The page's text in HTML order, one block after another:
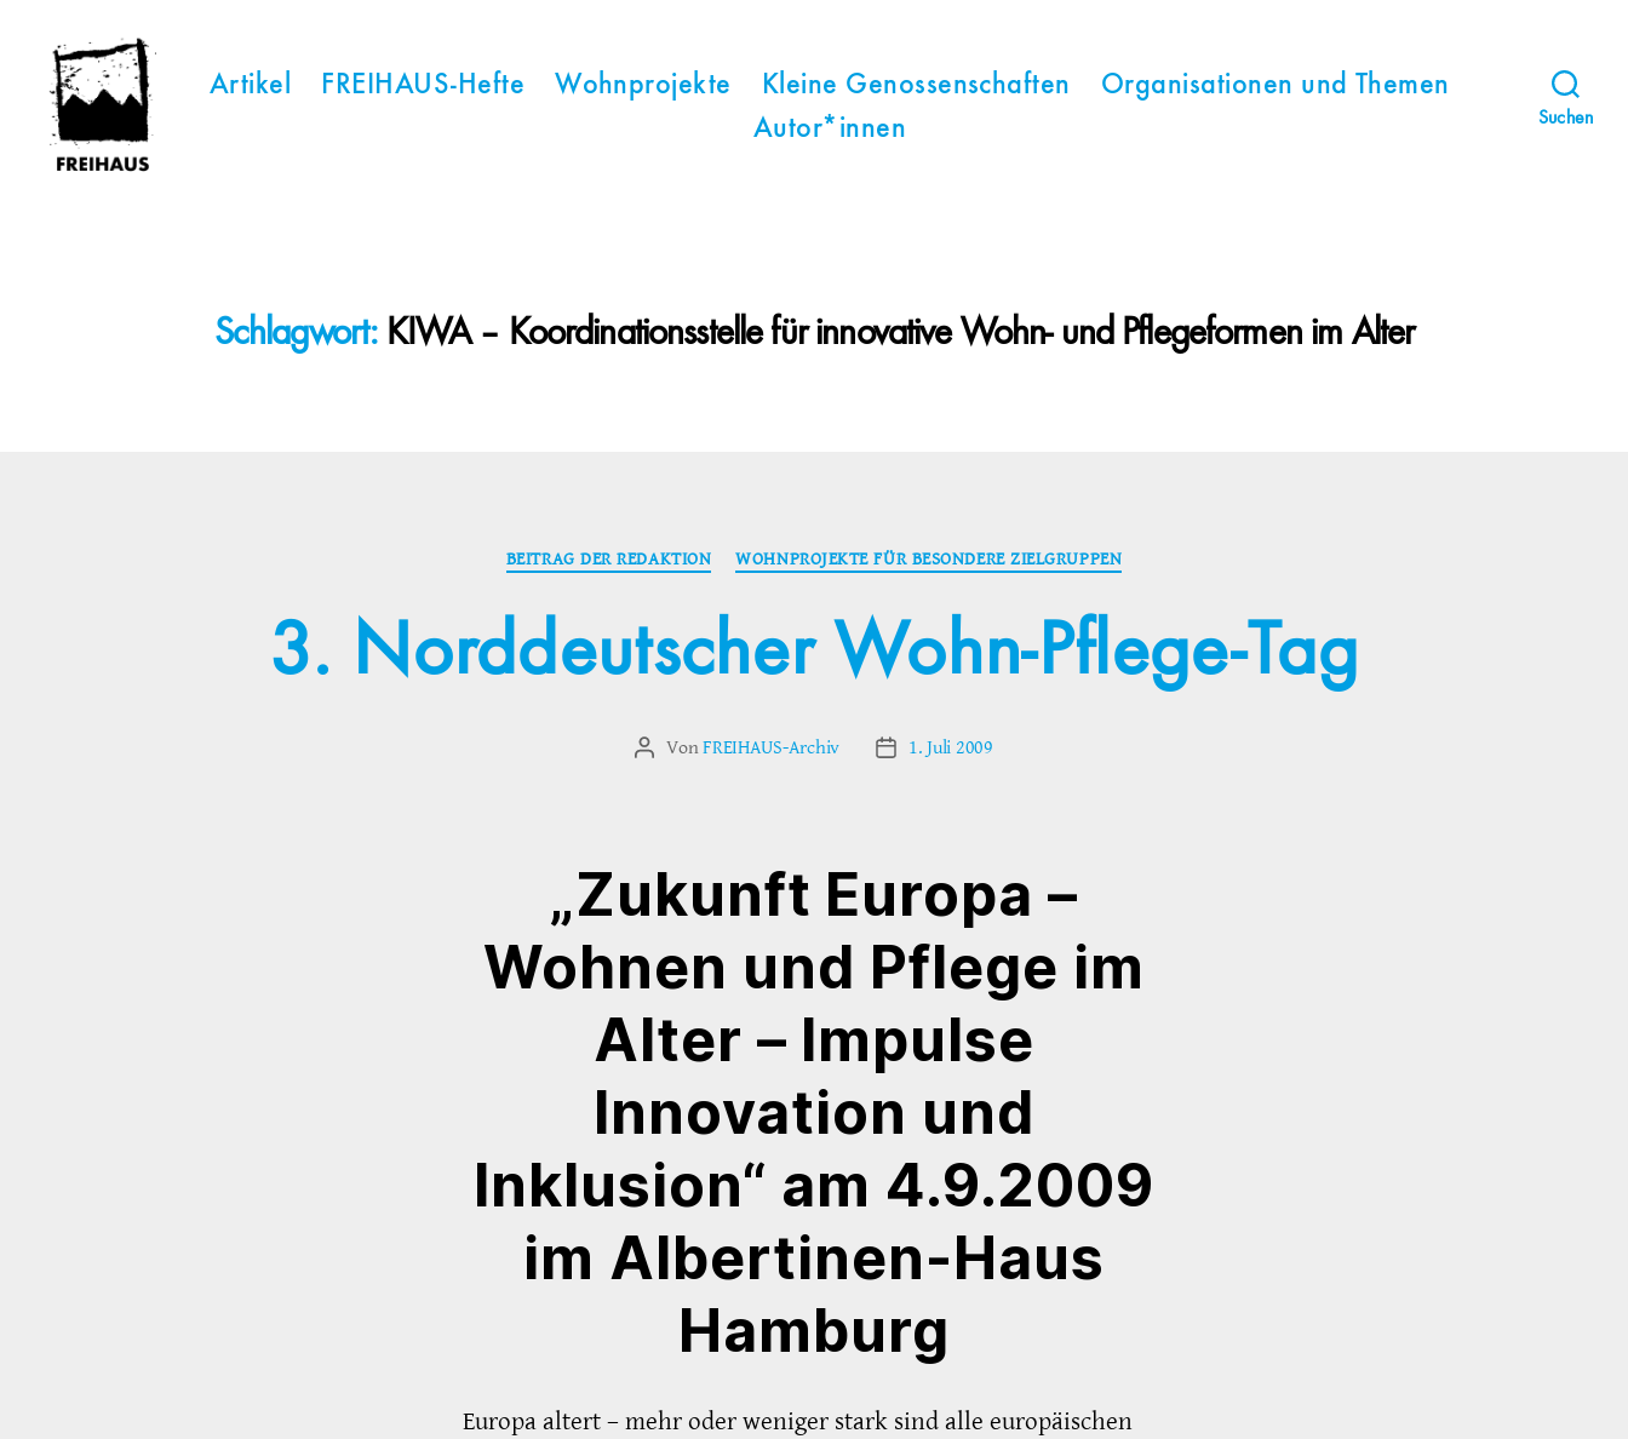
Artikel FREIHAUS-Hefte Wohnprojekte Kleine Genossenschaften
Organisationen und Themen
Autor*innen
Suchen
Schlagwort: KIWA – Koordinationsstelle für innovative Wohn- und Pflegeformen im Alter
Kategorien
BEITRAG DER REDAKTION WOHNPROJEKTE FÜR BESONDERE ZIELGRUPPEN
3. Norddeutscher Wohn-Pflege-Tag
Beitragsautor
VonFREIHAUS-Archiv Veröffentlichungsdatum
1. Juli 2009
„Zukunft Europa –
Wohnen und Pflege im
Alter – Impulse
Innovation und
Inklusion“ am 4.9.2009
im Albertinen-Haus
Hamburg
Europa altert – mehr oder weniger stark sind alle europäischen